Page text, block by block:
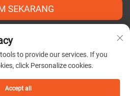
SEKARANG
C&Q Paper Co., Ltd. |
Privasi
to provide our services. If you
click Personalize cookies.
Accept all